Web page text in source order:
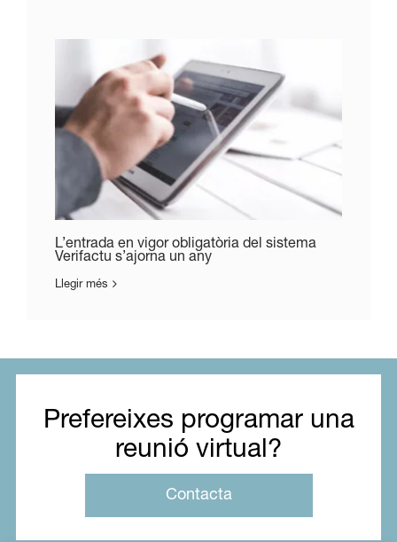
L’entrada en vigor obligatòria del sistema
Verifactu s’ajorna un any
Llegir més
Prefereixes programar una
reunió virtual?
Contacta